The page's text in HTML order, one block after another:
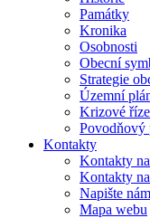
Památky
Kronika
Osobnosti
Obecní
Strategie
Územní
Krizové
Povodňový
Kontakty
Kontakty
Kontakty
Napište nám
Mapa webu